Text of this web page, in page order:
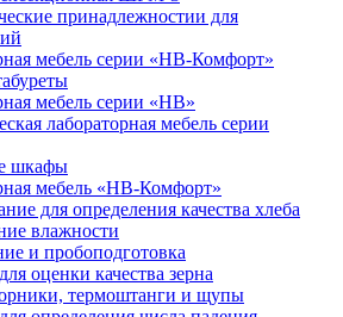
принадлежностии для
мебель серии «НВ-Комфорт»
мебель серии «НВ»
лабораторная мебель серии
шкафы
мебель «НВ-Комфорт»
для определения качества хлеба
влажности
и пробоподготовка
оценки качества зерна
термоштанги и щупы